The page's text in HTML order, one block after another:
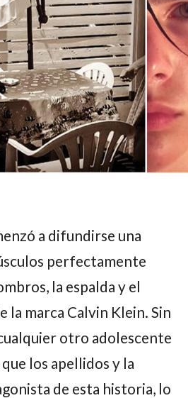
a difundirse una
perfectamente
la espalda y el
la marca Calvin Klein. Sin
otro adolescente
los apellidos y la
de esta historia, lo